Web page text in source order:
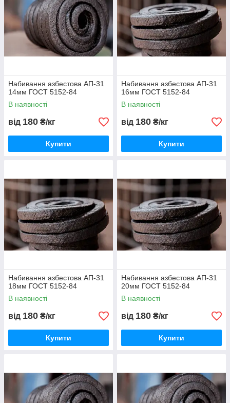
Набивання азбестова АП-31
14мм ГОСТ 5152-84
В наявності
від 180 ₴/кг
Купити
Набивання азбестова АП-31
16мм ГОСТ 5152-84
В наявності
від 180 ₴/кг
Купити
Набивання азбестова АП-31
18мм ГОСТ 5152-84
В наявності
від 180 ₴/кг
Купити
Набивання азбестова АП-31
20мм ГОСТ 5152-84
В наявності
від 180 ₴/кг
Купити